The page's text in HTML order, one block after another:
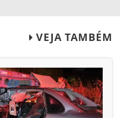
VEJA TAMBÉM